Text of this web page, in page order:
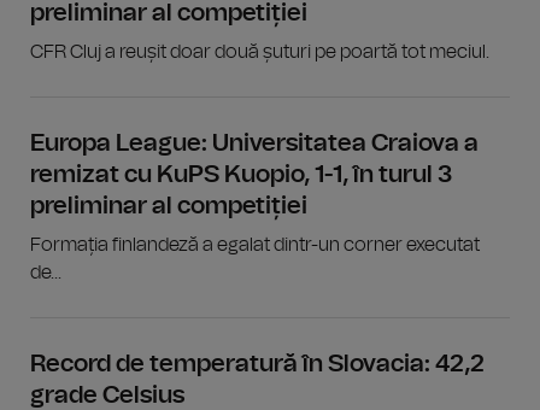
preliminar al competiției
CFR Cluj a reușit doar două șuturi pe poartă tot meciul.
Europa League: Universitatea Craiova a
remizat cu KuPS Kuopio, 1-1, în turul 3
preliminar al competiției
Formația finlandeză a egalat dintr-un corner executat
de...
Record de temperatură în Slovacia: 42,2
grade Celsius